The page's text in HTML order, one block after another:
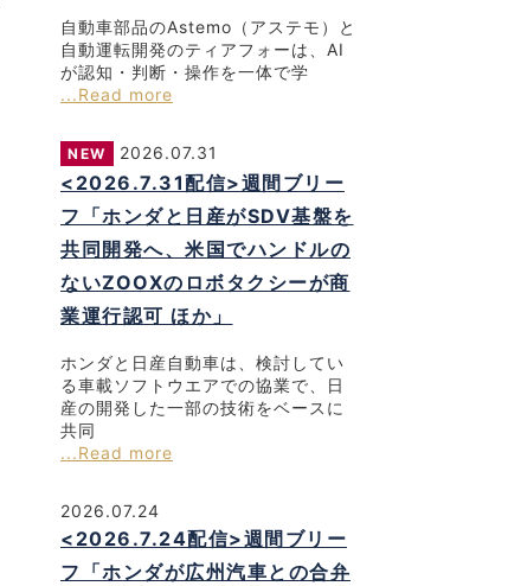
自動車部品のAstemo（アステモ）と
自動運転開発のティアフォーは、AI
が認知・判断・操作を一体で学
...Read more
NEW 2026.07.31
<2026.7.31配信>週間ブリー
フ「ホンダと日産がSDV基盤を
共同開発へ、米国でハンドルの
ないZOOXのロボタクシーが商
業運行認可 ほか」
ホンダと日産自動車は、検討してい
る車載ソフトウエアでの協業で、日
産の開発した一部の技術をベースに
共同
...Read more
2026.07.24
<2026.7.24配信>週間ブリー
フ「ホンダが広州汽車との合弁